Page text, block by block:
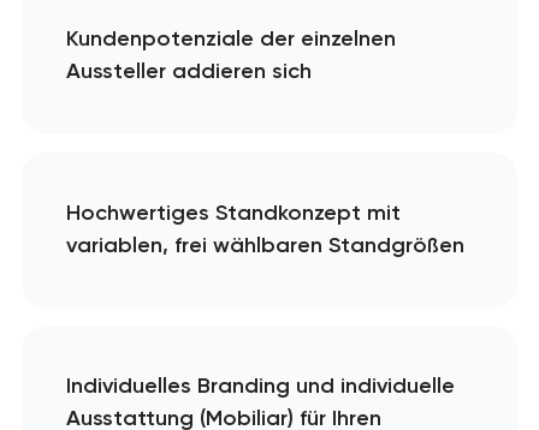
Kundenpotenziale der einzelnen
Aussteller addieren sich
Hochwertiges Standkonzept mit
variablen, frei wählbaren Standgrößen
Individuelles Branding und individuelle
Ausstattung (Mobiliar) für Ihren